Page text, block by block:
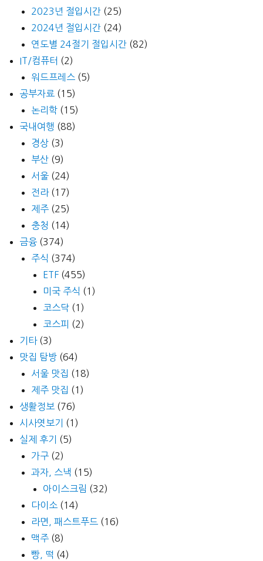
2023년 절입시간 (25)
2024년 절입시간 (24)
연도별 24절기 절입시간 (82)
IT/컴퓨터 (2)
워드프레스 (5)
공부자료 (15)
논리학 (15)
국내여행 (88)
경상 (3)
부산 (9)
서울 (24)
전라(17)
제주 (25)
충청 (14)
금융 (374)
주식 (374)
ETF (455)
미국 주식 (1)
코스닥 (1)
코스피 (2)
기타(3)
맛집 탐방 (64)
서울 맛집 (18)
제주 맛집 (1)
생활정보 (76)
시사엿보기
(1)
실제 후기
(5)
가구 (2)
과자, 스낵 (15)
아이스크림 (32)
다이소 (14)
라면, 패스트푸드 (16)
맥주 (8)
빵, 떡 (4)